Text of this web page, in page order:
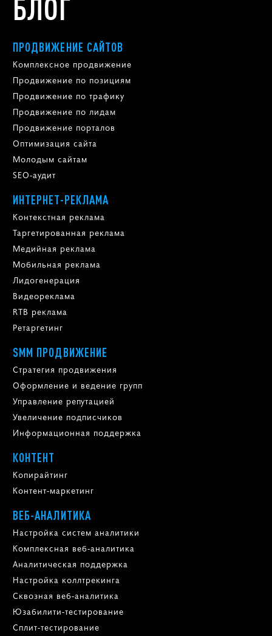
ПРОДВИЖЕНИЕ САЙТОВ
Комплексное продвижение
Продвижение по позициям
Продвижение по трафику
Продвижение по лидам
Продвижение порталов
Оптимизация сайта
Молодым сайтам
SEO-аудит
ИНТЕРНЕТ-РЕКЛАМА
Контекстная реклама
Таргетированная реклама
Медийная реклама
Мобильная реклама
Лидогенерация
Видеореклама
RTB реклама
Ретаргетинг
SMM ПРОДВИЖЕНИЕ
Стратегия продвижения
Оформление и ведение групп
Управление репутацией
Увеличение подписчиков
Информационная поддержка
КОНТЕНТ
Копирайтинг
Контент-маркетинг
ВЕБ-АНАЛИТИКА
Настройка систем аналитики
Комплексная веб-аналитика
Аналитическая поддержка
Настройка коллтрекинга
Сквозная веб-аналитика
Юзабилити-тестирование
Сплит-тестирование